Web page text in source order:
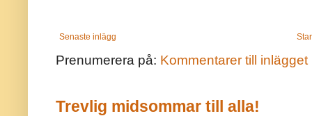
Senaste inlägg
Prenumerera på: Kommentarer till inlägget
Trevlig midsommar till alla!